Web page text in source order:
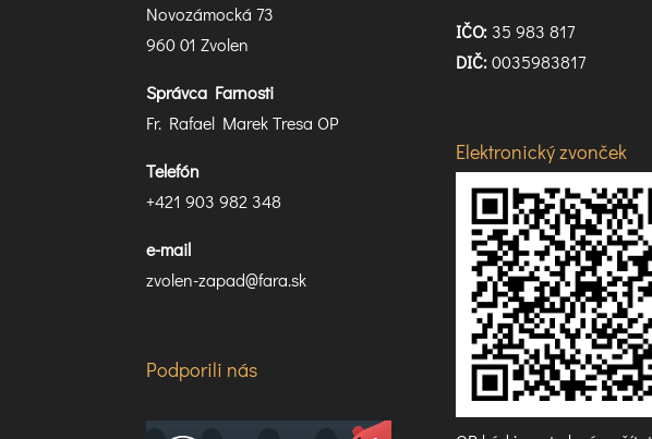
Novozámocká 73
960 01 Zvolen
Správca Farnosti
Fr. Rafael Marek Tresa OP
Telefón
+421 903 982 348
e-mail
zvolen-zapad@fara.sk
Podporili nás
IČO:35 983 817
DIČ:0035983817
Elektronický zvonček